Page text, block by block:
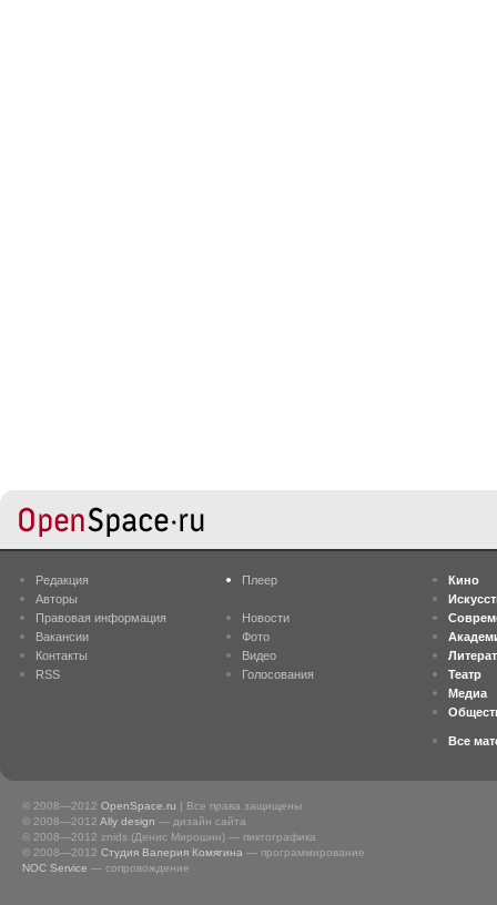
Редакция
Авторы
Правовая информация
Вакансии
Контакты
RSS
Плеер
Новости
Фото
Видео
Голосования
Кино
Театр
Медиа
Все
© 2008—2012 OpenSpace.ru | Все права защищены
© 2008—2012 Ally design — дизайн сайта
© 2008—2012 znids (Денис Мирошин) — пиктографика
© 2008—2012 Студия Валерия Комягина — программирование
NOC Service — сопровождение